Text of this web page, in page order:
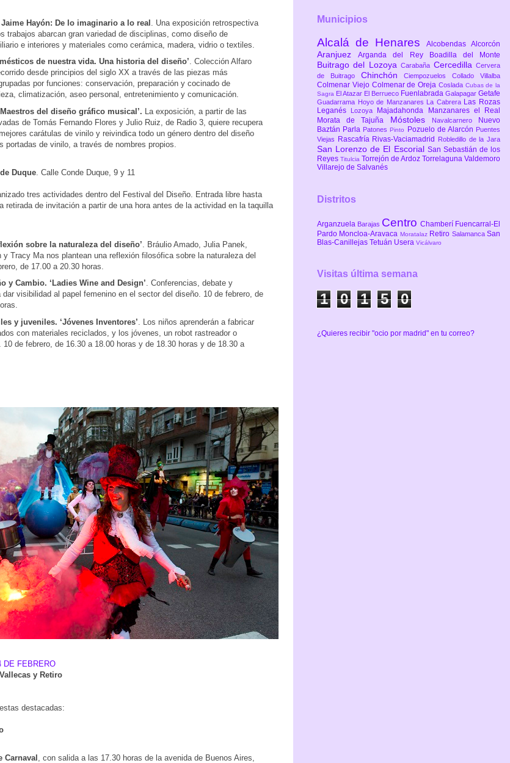
Jaime Hayón: De lo imaginario a lo real . Una exposición retrospectiva
trabajos abarcan gran variedad de disciplinas, como diseño de
e interiores y materiales como cerámica, madera, vidrio o textiles.
de nuestra vida. Una historia del diseño’. Colección Alfaro
desde principios del siglo XX a través de las piezas más
por funciones: conservación, preparación y cocinado de
climatización, aseo personal, entretenimiento y comunicación.
del diseño gráfico musical’. La exposición, a partir de las
de Tomás Fernando Flores y Julio Ruiz, de Radio 3, quiere recupera
carátulas de vinilo y reivindica todo un género dentro del diseño
portadas de vinilo, a través de nombres propios.
Duque . Calle Conde Duque, 9 y 11
tres actividades dentro del Festival del Diseño. Entrada libre hasta
retirada de invitación a partir de una hora antes de la actividad en la taquilla
sobre la naturaleza del diseño’ . Bráulio Amado, Julia Panek,
y Tracy Ma nos plantean una reflexión filosófica sobre la naturaleza del
de 17.00 a 20.30 horas.
y Cambio. ‘Ladies Wine and Design’. Conferencias, debate y
dar visibilidad al papel femenino en el sector del diseño. 10 de febrero, de
y juveniles. ‘Jóvenes Inventores’. Los niños aprenderán a fabricar
con materiales reciclados, y los jóvenes, un robot rastreador o
10 de febrero, de 16.30 a 18.00 horas y de 18.30 horas y de 18.30 a
DE FEBRERO
y Retiro
destacadas:
Carnaval , con salida a las 17.30 horas de la avenida de Buenos Aires,
Municipios
Alcalá de Henares Alcobendas Alcorcón
AranjuezArganda del Rey Boadilla del Monte
Buitrago del LozoyaCarabaña CercedillaCervera
de Buitrago ChinchónCiempozuelosCollado Villalba
Colmenar Viejo Colmenar de Oreja Coslada Cubas de la
Sagra El Atazar El Berrueco Fuenlabrada Galapagar Getafe
Guadarrama Hoyo de Manzanares La Cabrera Las Rozas
Leganés
Lozoya Majadahonda
Manzanares el Real
Morata de Tajuña Móstoles Navalcarnero
Nuevo
Baztán Parla PatonesPinto Pozuelo de Alarcón Puentes
Viejas
Rascafría Rivas-Vaciamadrid Robledillo de la Jara
San Lorenzo de El Escorial San Sebastián de los
Reyes Titulcia Torrejón de Ardoz Torrelaguna Valdemoro
Villarejo de Salvanés
Distritos
Arganzuela Barajas Centro Chamberí Fuencarral-El
Pardo Moncloa-Aravaca Moratalaz Retiro SalamancaSan
Blas-Canillejas Tetuán Usera Vicálvaro
Visitas última semana
1 0 1 5 0
¿Quieres recibir "ocio por madrid" en tu correo?